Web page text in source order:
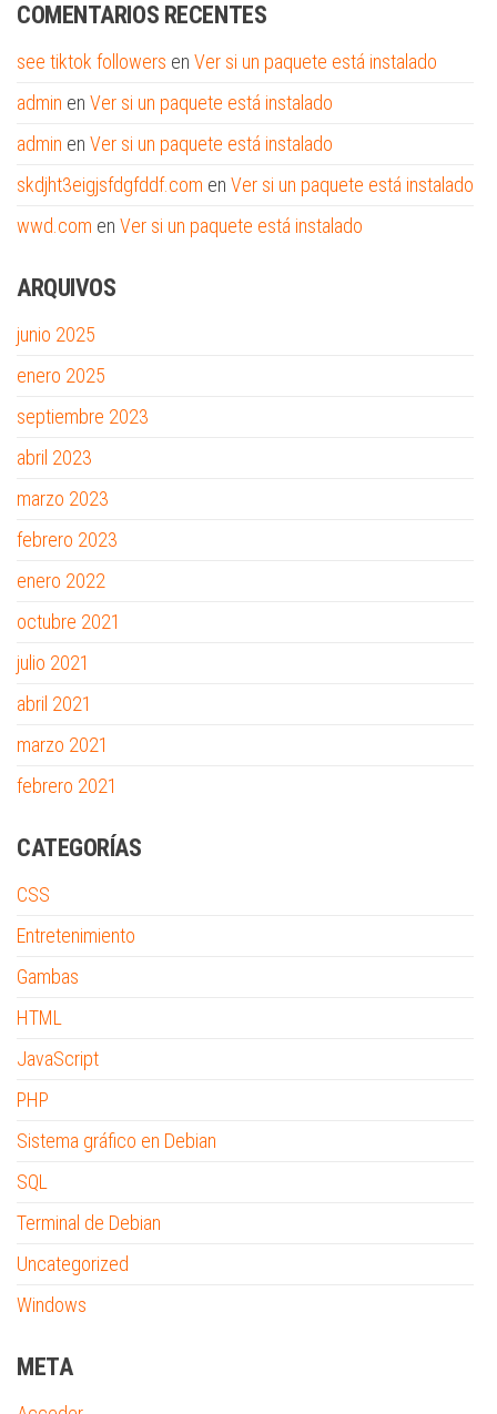
COMENTARIOS RECENTES
see tiktok followers en Ver si un paquete está instalado
admin en Ver si un paquete está instalado
admin en Ver si un paquete está instalado
skdjht3eigjsfdgfddf.com en Ver si un paquete está instalado
wwd.com en Ver si un paquete está instalado
ARQUIVOS
junio 2025
enero 2025
septiembre 2023
abril 2023
marzo 2023
febrero 2023
enero 2022
octubre 2021
julio 2021
abril 2021
marzo 2021
febrero 2021
CATEGORÍAS
CSS
Entretenimiento
Gambas
HTML
JavaScript
PHP
Sistema gráfico en Debian
SQL
Terminal de Debian
Uncategorized
Windows
META